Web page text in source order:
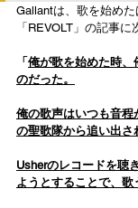
Gallantは、歌を始め
「REVOLT」の記事に
「 俺が歌を始めた時、
のだった。
俺の歌声はいつも音
の聖歌隊から追い出さ
Usherのレコードを聴
ようとすることで、歌